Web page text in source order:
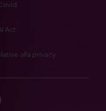
Act
alla privacy